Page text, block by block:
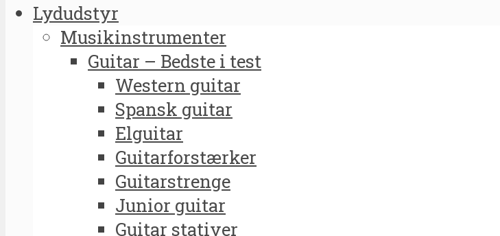
Lydudstyr
Musikinstrumenter
Guitar – Bedste i test
Western guitar
Spansk guitar
Elguitar
Guitarforstærker
Guitarstrenge
Junior guitar
Guitar stativer